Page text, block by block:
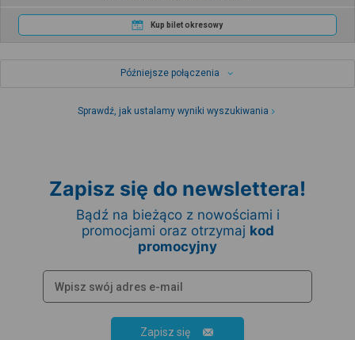
Kup bilet okresowy
Późniejsze połączenia
Sprawdź, jak ustalamy wyniki wyszukiwania
Zapisz się do newslettera!
Bądź na bieżąco z nowościami i
promocjami oraz otrzymaj kod
promocyjny
Zapisz się